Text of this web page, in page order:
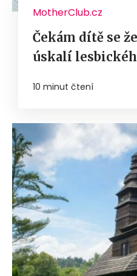
MotherClub.cz
Čekám dítě se
úskalí
10 minut čtení